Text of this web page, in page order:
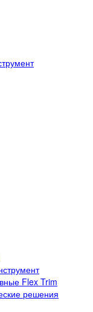
Flex Trim
решения